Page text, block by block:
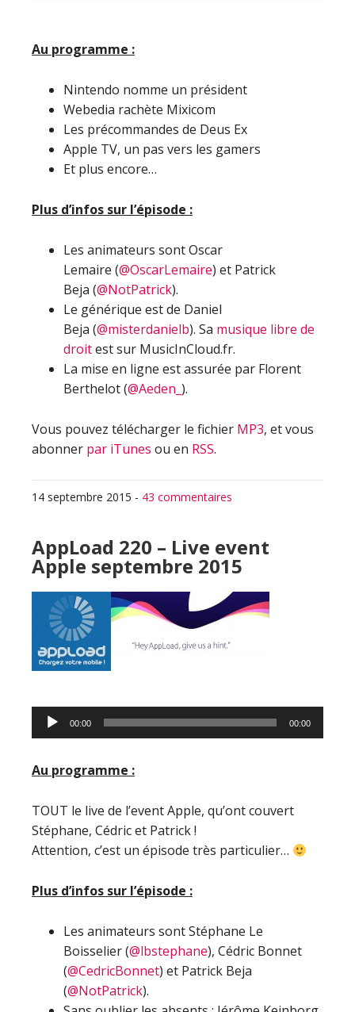
Au programme :
Nintendo nomme un président
Webedia rachète Mixicom
Les précommandes de Deus Ex
Apple TV, un pas vers les gamers
Et plus encore…
Plus d’infos sur l’épisode :
Les animateurs sont Oscar
Lemaire (@OscarLemaire) et Patrick
Beja (@NotPatrick).
Le générique est de Daniel
Beja (@misterdanielb). Sa musique libre de
droitest sur MusicInCloud.fr.
La mise en ligne est assurée par Florent
Berthelot (@Aeden_ ).
Vous pouvez télécharger le fichier MP3, et vous
abonner par iTunes ou en RSS.
14 septembre 2015 - 43 commentaires
AppLoad 220 – Live event
Apple septembre 2015
Lecteur
audio
00:00 00:00
Au programme :
TOUT le live de l’event Apple, qu’ont couvert
Stéphane, Cédric et Patrick !
Attention, c’est un épisode très particulier…
Plus d’infos sur l’épisode :
Les animateurs sont Stéphane Le
Boisselier (@lbstephane), Cédric Bonnet
(@CedricBonnet) et Patrick Beja
(@NotPatrick).